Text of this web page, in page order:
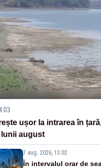
ușor la intrarea în
august
7 aug. 2026, 13:02
În intervalul orar de